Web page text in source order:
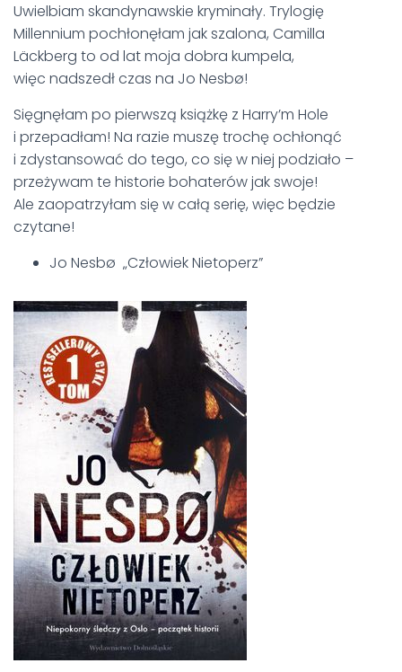
Uwielbiam skandynawskie kryminały. Trylogię
Millennium pochłonęłam jak szalona, Camilla
Läckberg to od lat moja dobra kumpela,
więc nadszedł czas na Jo Nesbø!
Sięgnęłam po pierwszą książkę z Harry’m Hole
i przepadłam! Na razie muszę trochę ochłonąć
i zdystansować do tego, co się w niej podziało –
przeżywam te historie bohaterów jak swoje!
Ale zaopatrzyłam się w całą serię, więc będzie
czytane!
Jo Nesbø „Człowiek Nietoperz”